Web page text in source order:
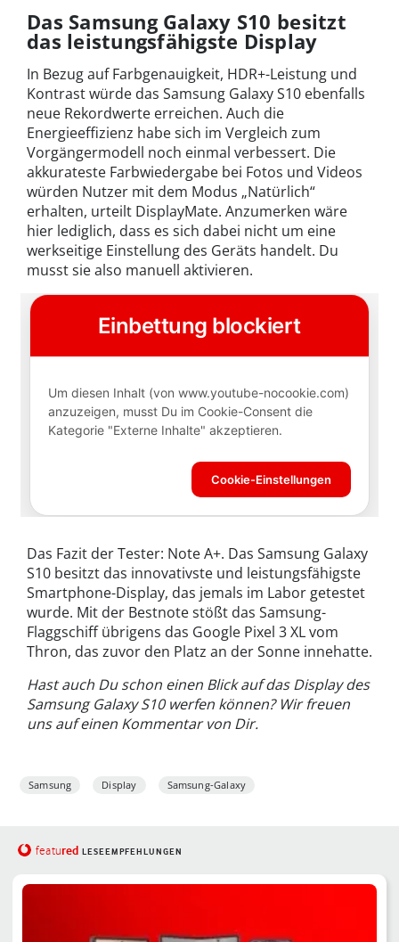
Das Samsung Galaxy S10 besitzt
das leistungsfähigste Display
In Bezug auf Farbgenauigkeit, HDR+-Leistung und
Kontrast würde das Samsung Galaxy S10 ebenfalls
neue Rekordwerte erreichen. Auch die
Energieeffizienz habe sich im Vergleich zum
Vorgängermodell noch einmal verbessert. Die
akkurateste Farbwiedergabe bei Fotos und Videos
würden Nutzer mit dem Modus „Natürlich“
erhalten, urteilt DisplayMate. Anzumerken wäre
hier lediglich, dass es sich dabei nicht um eine
werkseitige Einstellung des Geräts handelt. Du
musst sie also manuell aktivieren.
Das Fazit der Tester: Note A+. Das Samsung Galaxy
S10 besitzt das innovativste und leistungsfähigste
Smartphone-Display, das jemals im Labor getestet
wurde. Mit der Bestnote stößt das Samsung-
Flaggschiff übrigens das Google Pixel 3 XL vom
Thron, das zuvor den Platz an der Sonne innehatte.
Hast auch Du schon einen Blick auf das Display des
Samsung Galaxy S10 werfen können? Wir freuen
uns auf einen Kommentar von Dir.
Samsung Display Samsung-Galaxy
featured LESEEMPFEHLUNGEN